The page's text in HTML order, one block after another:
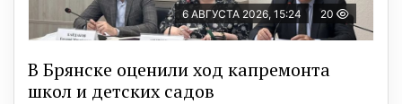
6 АВГУСТА 2026, 15:24 20
В Брянске оценили ход капремонта
школ и детских садов